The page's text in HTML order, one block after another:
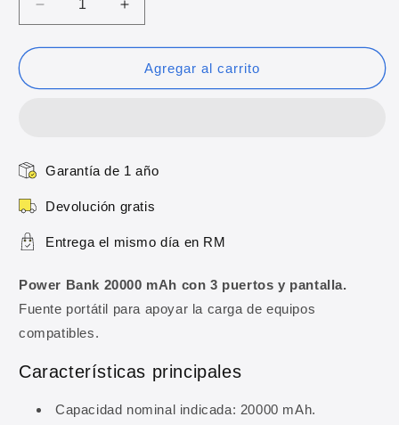
Reducir
cantidad
para
Bank
puertos
Aumentar
cantidad
para
Power
Bank
3
puertos
pantalla
Agregar al carrito
Garantía de 1 año
Devolución gratis
Entrega el mismo día en RM
Power Bank 20000 mAh con 3 puertos y pantalla.
Fuente portátil para apoyar la carga de equipos
compatibles.
Características principales
Capacidad nominal indicada: 20000 mAh.